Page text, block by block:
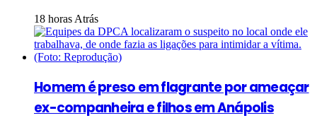
18 horas Atrás
Homem é preso em flagrante por ameaçar
ex-companheira e filhos em Anápolis